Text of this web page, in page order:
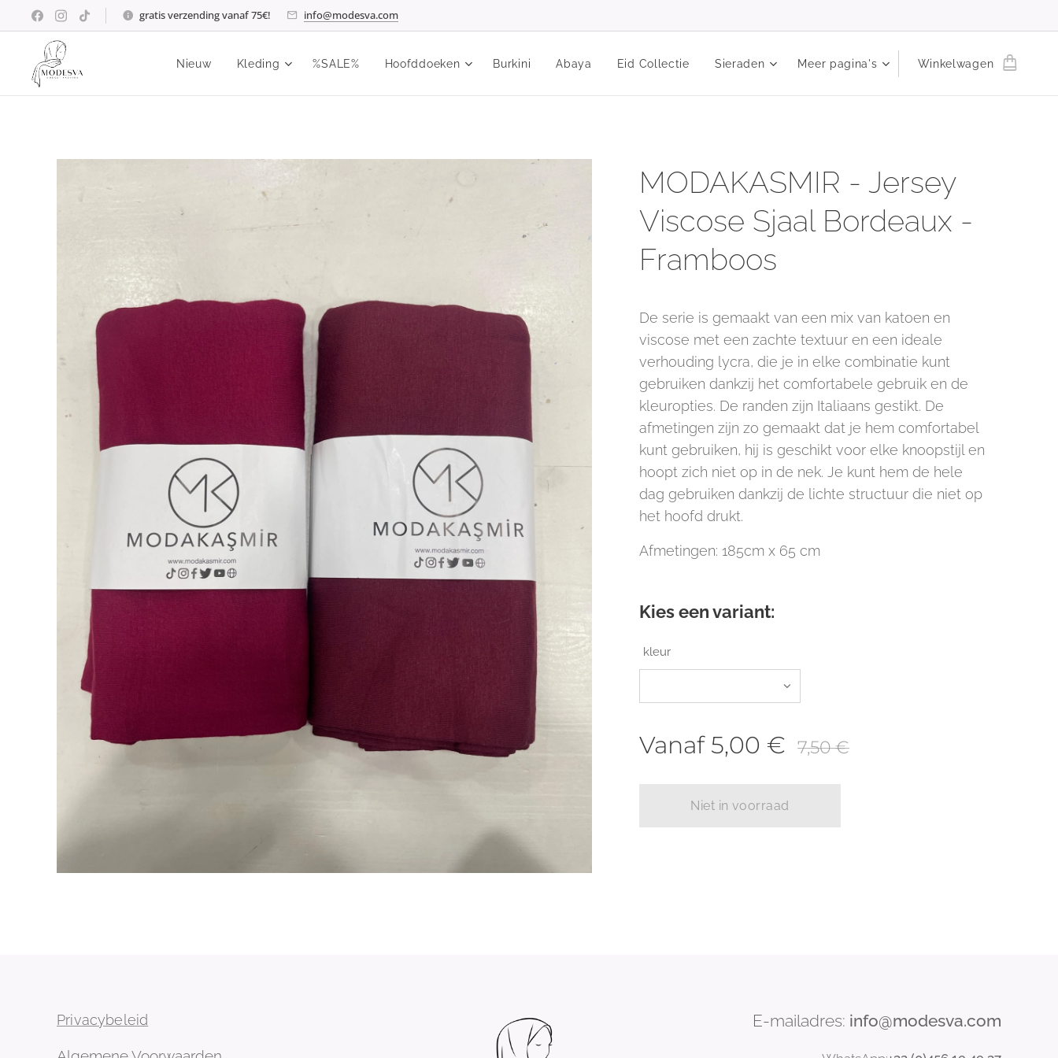
gratis verzending vanaf 75€! info@modesva.com
Nieuw Kleding %SALE% Hoofddoeken Burkini Abaya Eid Collectie Sieraden Meer pagina's Winkelwagen
MODAKASMIR - Jersey
Viscose Sjaal Bordeaux -
Framboos
De serie is gemaakt van een mix van katoen en
viscose met een zachte textuur en een ideale
verhouding lycra, die je in elke combinatie kunt
gebruiken dankzij het comfortabele gebruik en de
kleuropties. De randen zijn Italiaans gestikt. De
afmetingen zijn zo gemaakt dat je hem comfortabel
kunt gebruiken, hij is geschikt voor elke knoopstijl en
hoopt zich niet op in de nek. Je kunt hem de hele
dag gebruiken dankzij de lichte structuur die niet op
het hoofd drukt.
Afmetingen: 185cm x 65 cm
Kies een variant:
kleur
Vanaf 5,00 € 7,50€
Niet in voorraad
Privacybeleid E-mailadres: info@modesva.com